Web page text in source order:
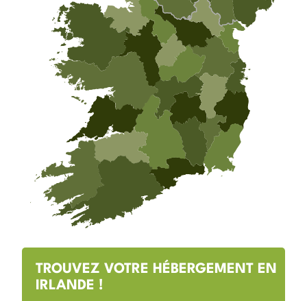
TROUVEZ VOTRE HÉBERGEMENT EN
IRLANDE !